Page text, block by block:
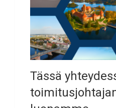
Tässä